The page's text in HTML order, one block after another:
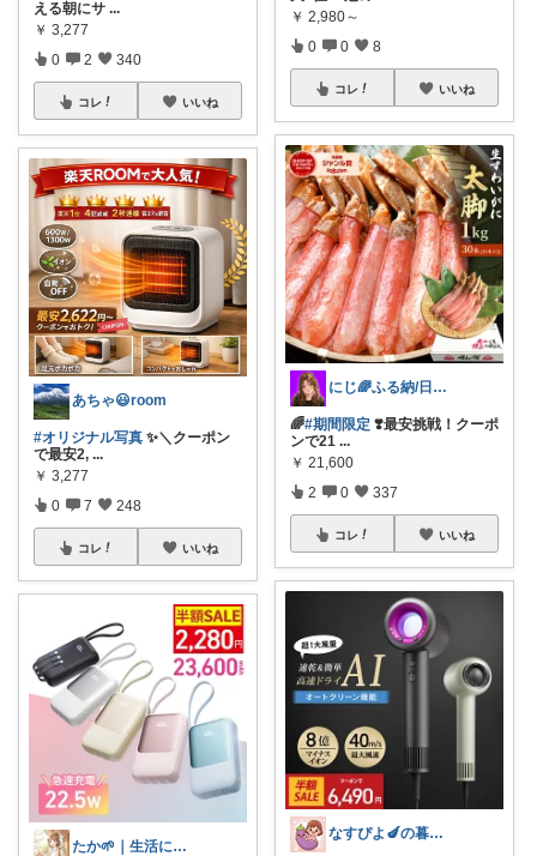
える朝にサ ...
￥ 3,277
0 2 340
コレ いいね
あちゃ😃room
#オリジナル写真 ✨＼クーポン
で最安2, ...
￥ 3,277
0 7 248
コレ いいね
たか🌱｜生活に便利な物
￥ 2,980～
0 0 8
コレ いいね
にじ🌈ふる納/日用品 買い回るよ！
🌈#期間限定 ❣️最安挑戦！クーポ
ンで21 ...
￥ 21,600
2 0 337
コレ いいね
なすぴよ🍆の暮らしラクッとROOM⭐️